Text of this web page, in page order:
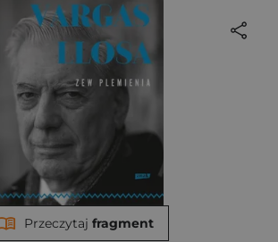
Przeczytaj fragment